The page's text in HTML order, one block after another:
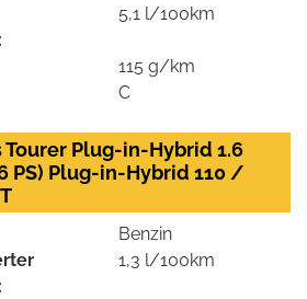
5,1 l/100km
115 g/km
C
Tourer Plug-in-Hybrid 1.6
PS) Plug-in-Hybrid 110 /
Benzin
1,3 l/100km